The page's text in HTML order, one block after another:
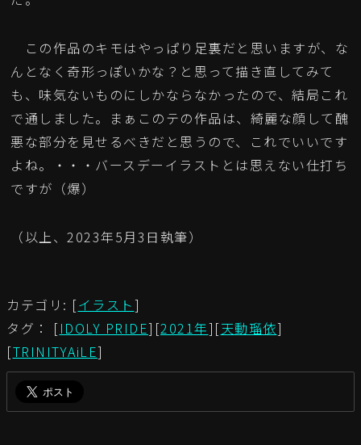
この作品のキモはやっぱり足裏だと思いますが、な
んとなく奇形っぽいかな？と思って描き直してみて
も、味気ないものにしかならなかったので、結局これ
で通しました。まぁこのテの作品は、綺麗な顔して醜
悪な部分を見せるべきだと思うので、これでいいです
よね。・・・バースデーイラストとは思えない仕打ち
ですが（爆）
（以上、2023年5月3日執筆）
カテゴリ: [イラスト]
タグ： [IDOLY PRIDE][2021年][天動瑠依]
[TRINITYAiLE]